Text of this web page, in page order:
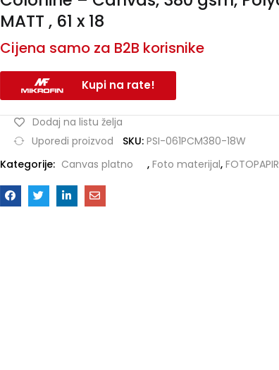
MATT , 61 x 18
Cijena samo za B2B korisnike
Kupi na rate!
Dodaj na listu želja
Uporedi proizvod
SKU: PSI-061PCM380-18W
Kategorije: Canvas platno , Foto materijal,